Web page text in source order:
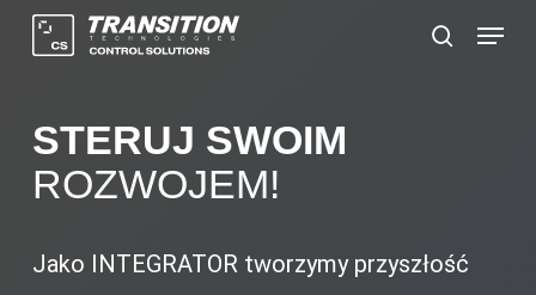
Skip
Szukaj
Menu
www.youtube.com/watch?v=24iB23PEre0
STERUJ SWOIM
ROZWOJEM!
Jako INTEGRATOR tworzymy przyszłość